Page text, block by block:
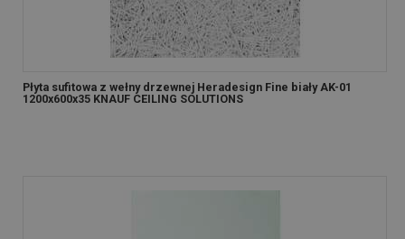
Płyta sufitowa z wełny drzewnej Heradesign Fine biały AK-01
1200x600x35 KNAUF CEILING SOLUTIONS